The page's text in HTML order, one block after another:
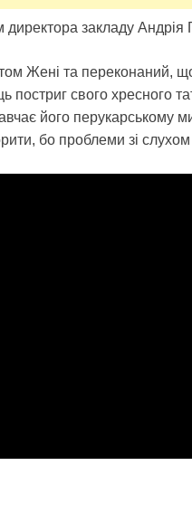
закладу Андрія
Жені та переконаний,
постриг свого хресного
його перукарському
бо проблеми зі